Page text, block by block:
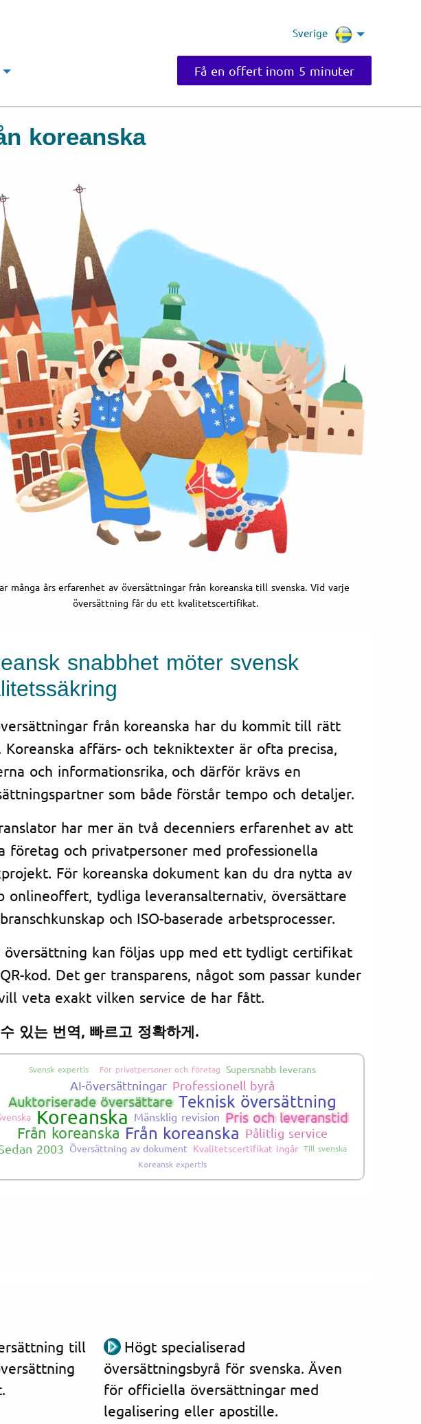
Sverige
Få en offert inom 5 minuter
koreanska
många års erfarenhet av översättningar från koreanska till svenska. Vid varje
översättning får du ett kvalitetscertifikat.
snabbhet möter svensk
från koreanska har du kommit till rätt
Koreanska affärs- och tekniktexter är ofta precisa,
och informationsrika, och därför krävs en
som både förstår tempo och detaljer.
har mer än två decenniers erfarenhet av att
företag och privatpersoner med professionella
För koreanska dokument kan du dra nytta av
onlineoffert, tydliga leveransalternativ, översättare
och ISO-baserade arbetsprocesser.
översättning kan följas upp med ett tydligt certifikat
kod. Det ger transparens, något som passar kunder
veta exakt vilken service de har fått.
있는 번역, 빠르고 정확하게.
Svensk expertis För privatpersoner och företag Supersnabb leverans
AI-översättningar Professionell byrå
Auktoriserade översättare Teknisk översättning
Koreanska Mänsklig revision Pris och leveranstid
Från koreanska Från koreanska Pålitlig service
2003 Översättning av dokument Kvalitetscertifikat ingår Till svenska
Koreansk expertis
till
Högt specialiserad
översättningsbyrå för svenska. Även
för officiella översättningar med
legalisering eller apostille.